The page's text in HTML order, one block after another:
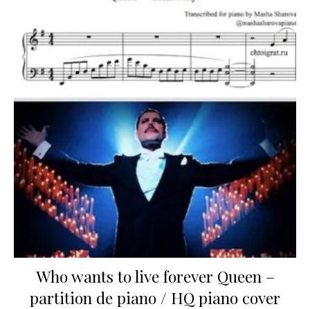
Who wants to live forever Queen –
partition de piano / HQ piano cover